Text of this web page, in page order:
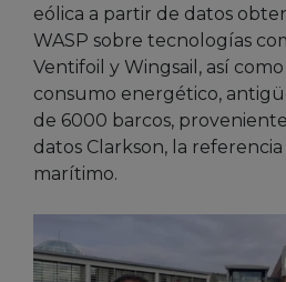
eólica a partir de datos
WASP sobre tecnologías
Ventifoil y Wingsail, así
consumo energético,
de 6000 barcos,
datos Clarkson, la
marítimo.